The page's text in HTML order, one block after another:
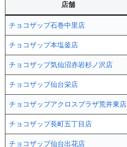
店舗
チョコザップ石巻中里店
チョコザップ本塩釜店
チョコザップ気仙沼赤岩杉ノ沢店
チョコザップ仙台栄店
チョコザップアクロスプラザ荒井東店
チョコザップ長町五丁目店
チョコザップ仙台出花店